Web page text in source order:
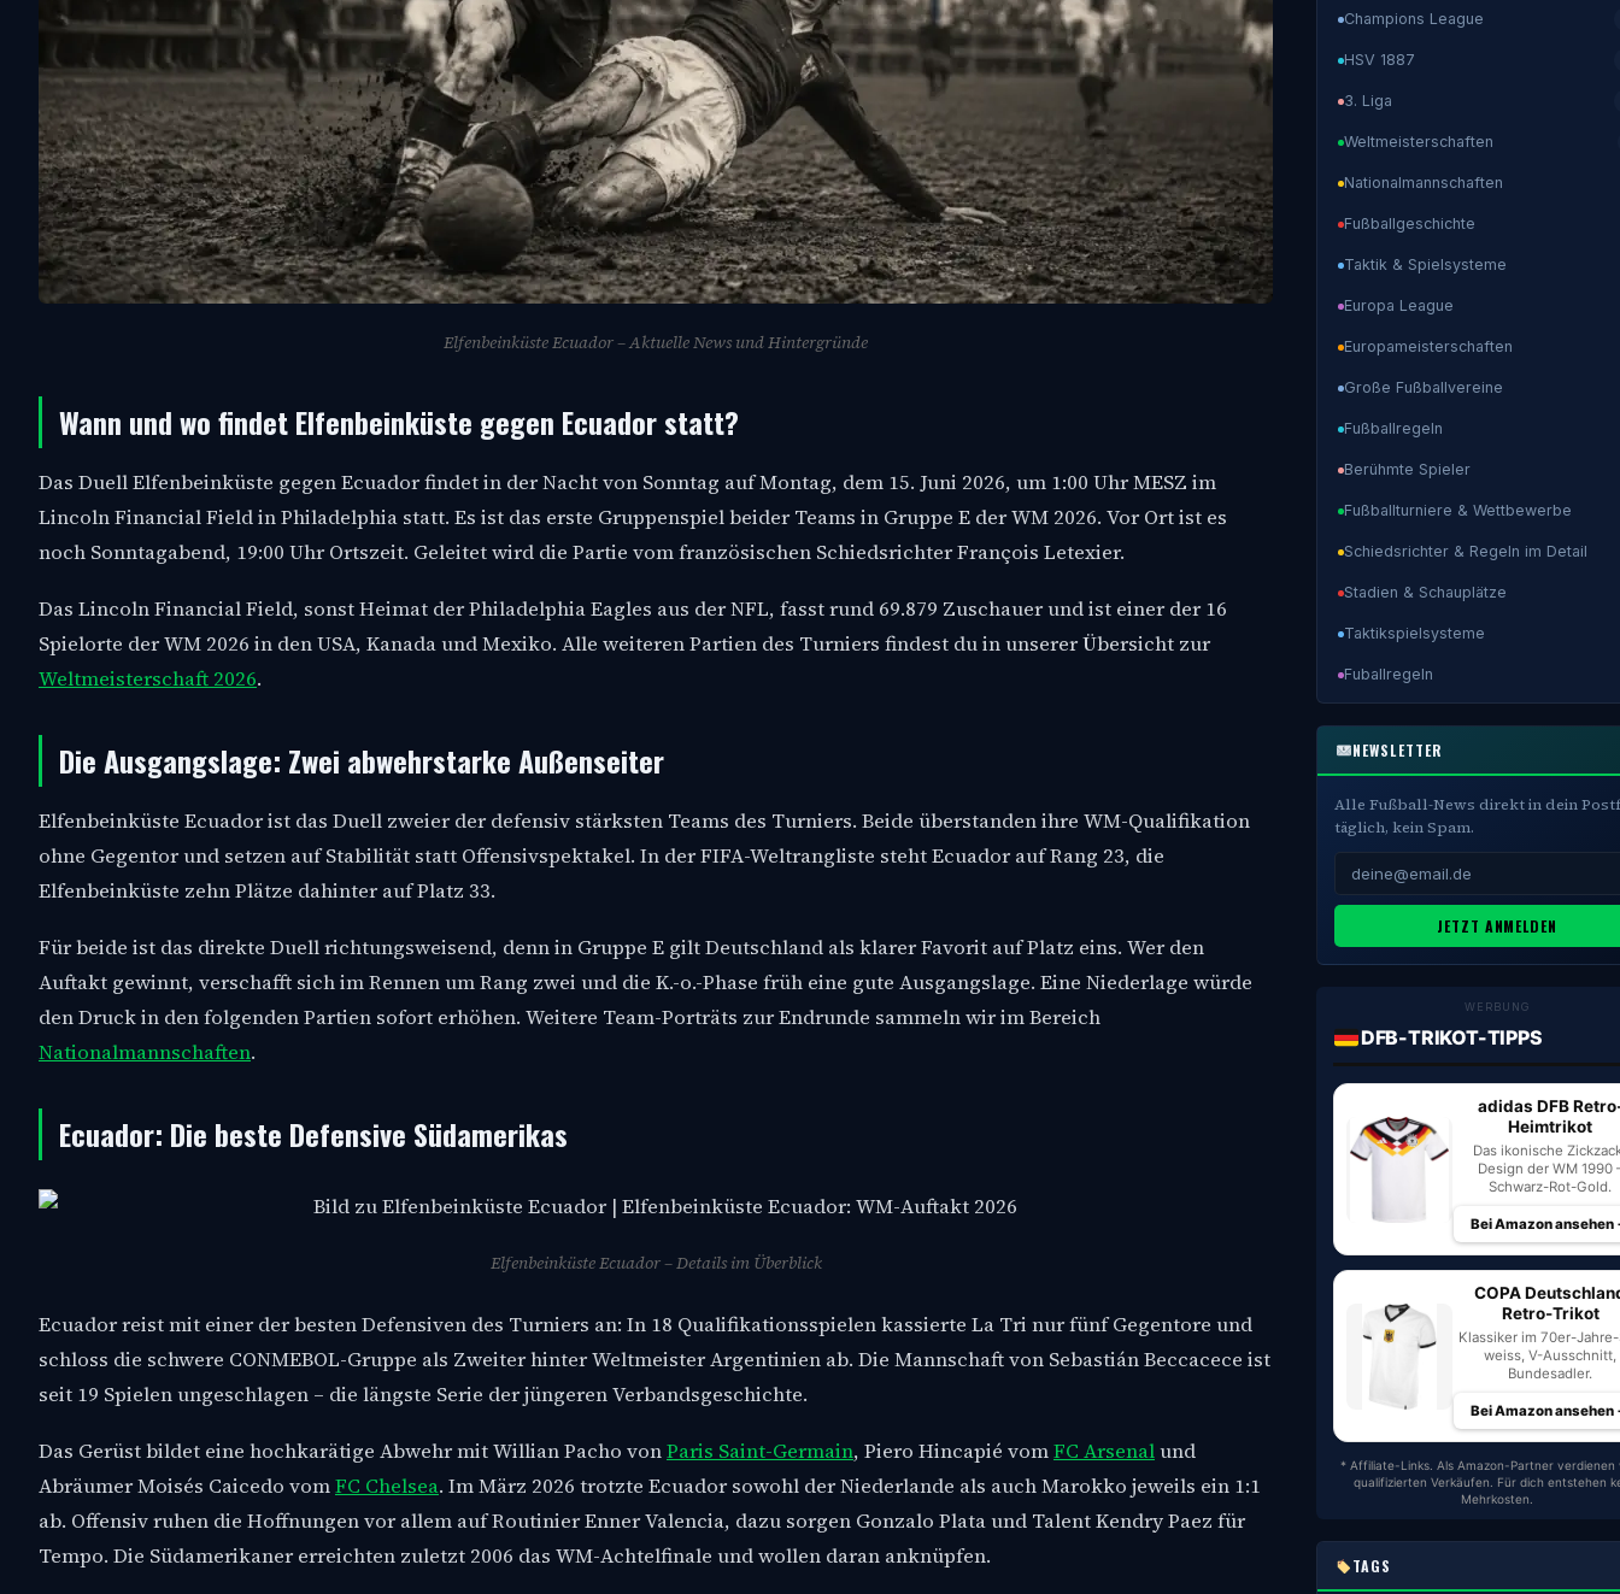
Elfenbeinküste Ecuador – Aktuelle News und Hintergründe
Wann und wo findet Elfenbeinküste gegen Ecuador statt?
Das Duell Elfenbeinküste gegen Ecuador findet in der Nacht von Sonntag auf Montag, dem 15. Juni 2026, um 1:00 Uhr MESZ im
Lincoln Financial Field in Philadelphia statt. Es ist das erste Gruppenspiel beider Teams in Gruppe E der WM 2026. Vor Ort ist es
noch Sonntagabend, 19:00 Uhr Ortszeit. Geleitet wird die Partie vom französischen Schiedsrichter François Letexier.
Das Lincoln Financial Field, sonst Heimat der Philadelphia Eagles aus der NFL, fasst rund 69.879 Zuschauer und ist einer der 16
Spielorte der WM 2026 in den USA, Kanada und Mexiko. Alle weiteren Partien des Turniers findest du in unserer Übersicht zur
Weltmeisterschaft 2026.
Die Ausgangslage: Zwei abwehrstarke Außenseiter
Elfenbeinküste Ecuador ist das Duell zweier der defensiv stärksten Teams des Turniers. Beide überstanden ihre WM-Qualifikation
ohne Gegentor und setzen auf Stabilität statt Offensivspektakel. In der FIFA-Weltrangliste steht Ecuador auf Rang 23, die
Elfenbeinküste zehn Plätze dahinter auf Platz 33.
Für beide ist das direkte Duell richtungsweisend, denn in Gruppe E gilt Deutschland als klarer Favorit auf Platz eins. Wer den
Auftakt gewinnt, verschafft sich im Rennen um Rang zwei und die K.-o.-Phase früh eine gute Ausgangslage. Eine Niederlage würde
den Druck in den folgenden Partien sofort erhöhen. Weitere Team-Porträts zur Endrunde sammeln wir im Bereich
Nationalmannschaften.
Ecuador: Die beste Defensive Südamerikas
Elfenbeinküste Ecuador – Details im Überblick
Ecuador reist mit einer der besten Defensiven des Turniers an: In 18 Qualifikationsspielen kassierte La Tri nur fünf Gegentore und
schloss die schwere CONMEBOL-Gruppe als Zweiter hinter Weltmeister Argentinien ab. Die Mannschaft von Sebastián Beccacece ist
seit 19 Spielen ungeschlagen – die längste Serie der jüngeren Verbandsgeschichte.
Das Gerüst bildet eine hochkarätige Abwehr mit Willian Pacho vonParis Saint-Germain, Piero Hincapié vomFC Arsenalund
Abräumer Moisés Caicedo vomFC Chelsea. Im März 2026 trotzte Ecuador sowohl der Niederlande als auch Marokko jeweils ein 1:1
ab. Offensiv ruhen die Hoffnungen vor allem auf Routinier Enner Valencia, dazu sorgen Gonzalo Plata und Talent Kendry Paez für
Tempo. Die Südamerikaner erreichten zuletzt 2006 das WM-Achtelfinale und wollen daran anknüpfen.
Champions League
HSV 1887
3. Liga
Weltmeisterschaften
Nationalmannschaften
Fußballgeschichte
Taktik & Spielsysteme
Europa League
Europameisterschaften
Große Fußballvereine
Fußballregeln
Berühmte Spieler
Fußballturniere & Wettbewerbe
Schiedsrichter & Regeln im Detail
Stadien & Schauplätze
Taktikspielsysteme
Fuballregeln
NEWSLETTER
Alle Fußball-News direkt in dein
täglich, kein Spam.
JETZT ANMELDEN
WERBUNG
DFB-TRIKOT-TIPPS
adidas DFB
Heimtrikot
Das ikonische
Design der WM 1990
Schwarz-Rot-Gold.
Bei Amazon ansehen
COPA
Retro-Trikot
Klassiker im 70er-
weiss, V-Ausschnitt,
Bundesadler.
Bei Amazon ansehen
* Affiliate-Links. Als Amazon-Partner verdienen
qualifizierten Verkäufen. Für dich entstehen
Mehrkosten.
TAGS